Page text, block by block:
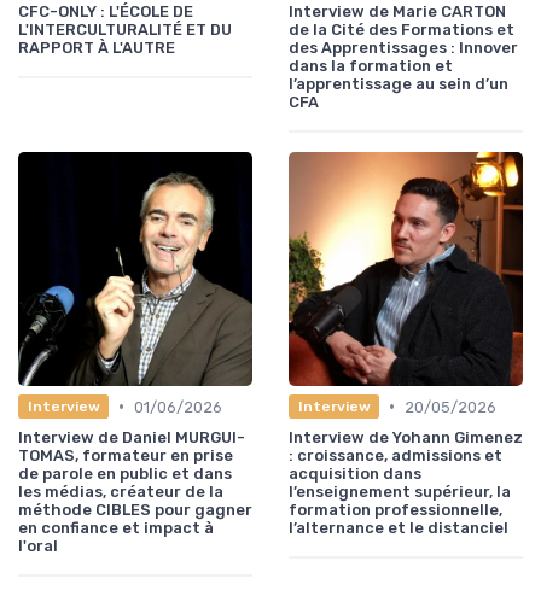
CFC-ONLY : L'ÉCOLE DE
L'INTERCULTURALITÉ ET DU
RAPPORT À L'AUTRE
Interview de Marie CARTON
de la Cité des Formations et
des Apprentissages : Innover
dans la formation et
l’apprentissage au sein d’un
CFA
Interview • 01/06/2026
Interview de Daniel MURGUI-
TOMAS, formateur en prise
de parole en public et dans
les médias, créateur de la
méthode CIBLES pour gagner
en confiance et impact à
l'oral
Interview •
20/05/2026
Interview de Yohann Gimenez
: croissance, admissions et
acquisition dans
l’enseignement supérieur, la
formation professionnelle,
l’alternance et le distanciel